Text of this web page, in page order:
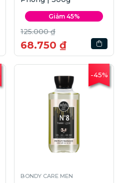
Giảm 45%
125.000 ₫
68.750 ₫
-45%
BONDY CARE MEN